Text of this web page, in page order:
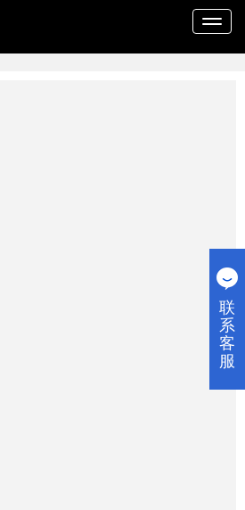
导
联
系
客
服